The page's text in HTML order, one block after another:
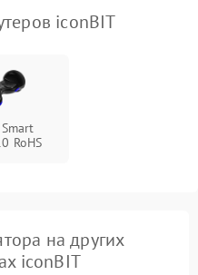
iconBIT
RoHS
на других
iconBIT